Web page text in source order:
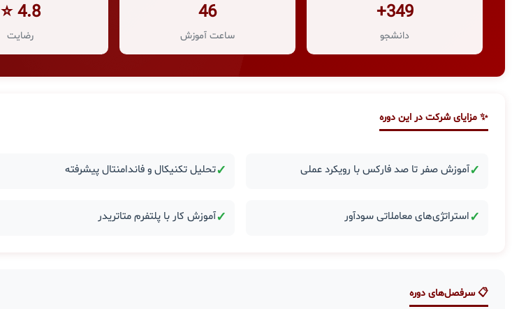
349+
دانشجو
46
ساعت آموزش
4.8 ⭐
رضایت
✨ مزایای شرکت در این دوره
✓آموزش صفر تا صد فارکس با رویکرد عملی ✓تحلیل تکنیکال و فاندامنتال پیشرفته
✓استراتژی‌های معاملاتی سودآور ✓آموزش کار با پلتفرم متاتریدر
📋 سرفصل‌های دوره